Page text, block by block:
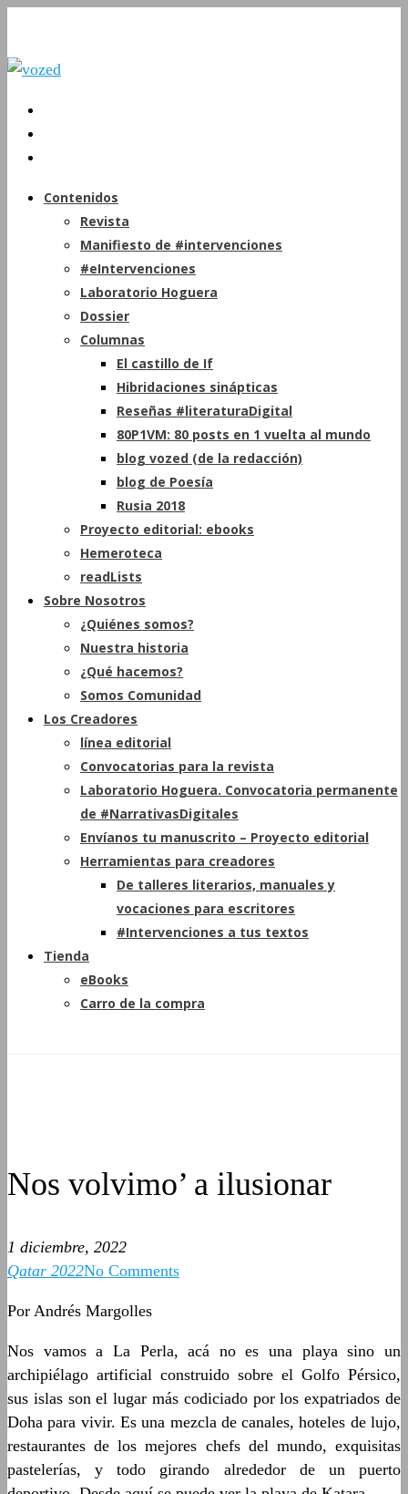
Contenidos
Revista
Manifiesto de #intervenciones
#eIntervenciones
Laboratorio Hoguera
Dossier
Columnas
El castillo de If
Hibridaciones sinápticas
Reseñas #literaturaDigital
80P1VM: 80 posts en 1 vuelta al mundo
blog vozed (de la redacción)
blog de Poesía
Rusia 2018
Proyecto editorial: ebooks
Hemeroteca
readLists
Sobre Nosotros
¿Quiénes somos?
Nuestra historia
¿Qué hacemos?
Somos Comunidad
Los Creadores
línea editorial
Convocatorias para la revista
Laboratorio Hoguera. Convocatoria permanente
de #NarrativasDigitales
Envíanos tu manuscrito – Proyecto editorial
Herramientas para creadores
De talleres literarios, manuales y
vocaciones para escritores
#Intervenciones a tus textos
Tienda
eBooks
Carro de la compra
Nos volvimo’ a ilusionar
1 diciembre, 2022
Qatar 2022No Comments
Por Andrés Margolles
Nos vamos a La Perla, acá no es una playa sino un
archipiélago artificial construido sobre el Golfo Pérsico,
sus islas son el lugar más codiciado por los expatriados de
Doha para vivir. Es una mezcla de canales, hoteles de lujo,
restaurantes de los mejores chefs del mundo, exquisitas
pastelerías, y todo girando alrededor de un puerto